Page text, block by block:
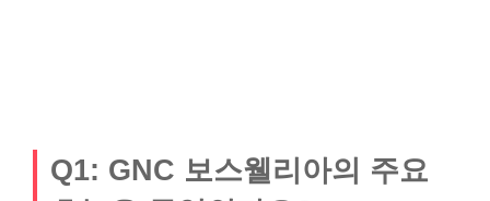
Q1: GNC 보스웰리아의 주요